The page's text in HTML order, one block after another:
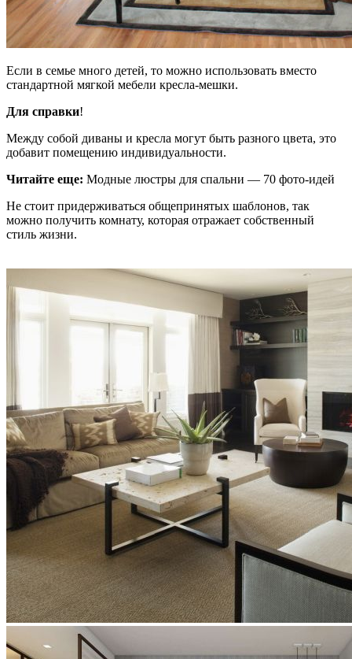
Если в семье много детей, то можно использовать вместо
стандартной мягкой мебели кресла-мешки.
Для справки!
Между собой диваны и кресла могут быть разного цвета, это
добавит помещению индивидуальности.
Читайте еще: Модные люстры для спальни — 70 фото-идей
Не стоит придерживаться общепринятых шаблонов, так
можно получить комнату, которая отражает собственный
стиль жизни.